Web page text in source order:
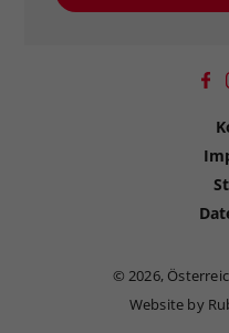
©2026,
Website by